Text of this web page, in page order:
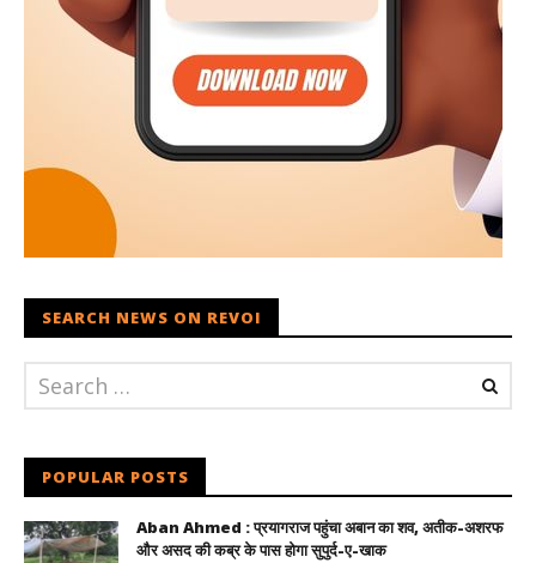
SEARCH NEWS ON REVOI
POPULAR POSTS
Aban Ahmed : प्रयागराज पहुंचा अबान का शव, अतीक-अशरफ
और असद की कब्र के पास होगा सुपुर्द-ए-खाक